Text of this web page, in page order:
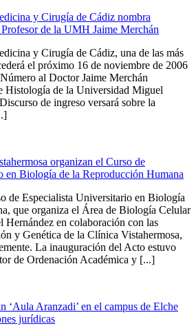
y Cirugía de Cádiz nombra
de la UMH Jaime Merchán
y Cirugía de Cádiz, una de las más
el próximo 16 de noviembre de 2006
al Doctor Jaime Merchán
Histología de la Universidad Miguel
de ingreso versará sobre la
organizan el Curso de
en Biología de la Reproducción Humana
de Especialista Universitario en Biología
que organiza el Área de Biología Celular
en colaboración con las
y Genética de la Clínica Vistahermosa,
La inauguración del Acto estuvo
de Ordenación Académica y [...]
‘Aula Aranzadi’ en el campus de Elche
jurídicas